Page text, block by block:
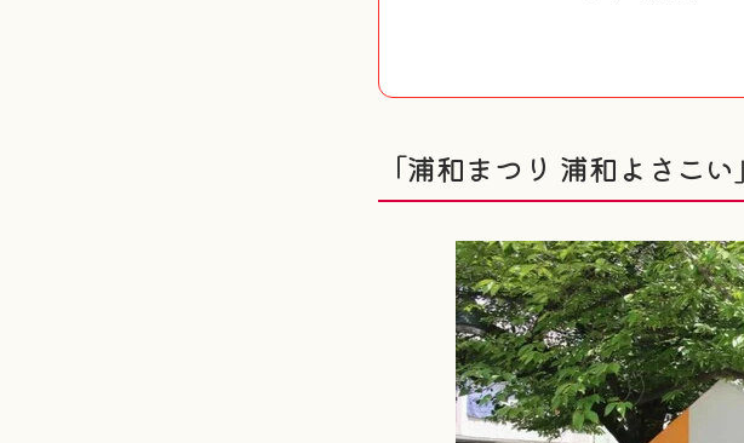
「浦和まつり 浦和よさこ